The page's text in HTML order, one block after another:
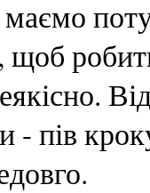
щоб
- пів